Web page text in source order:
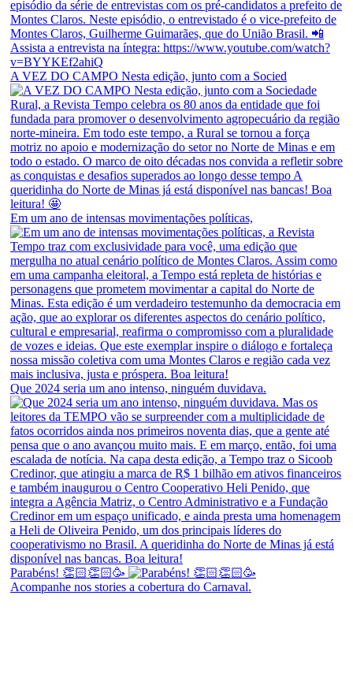
A VEZ DO CAMPO Nesta edição, junto com a Socied
Em um ano de intensas movimentações políticas,
Que 2024 seria um ano intenso, ninguém duvidava.
Parabéns! 👏🏻👏🏻🥳
Acompanhe nos stories a cobertura do Carnaval.